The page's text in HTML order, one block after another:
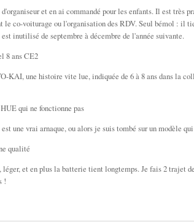
et en ai commandé pour les enfants. Il est très
le co-voiturage ou l'organisation des RDV. Seul bémol : il
inutilisé de septembre à décembre de l'année suivante.
8 ans CE2
KAI, une histoire vite lue, indiquée de 6 à 8 ans dans la
qui ne fonctionne pas
une vrai arnaque, ou alors je suis tombé sur un modèle
qualité
léger, et en plus la batterie tient longtemps. Je fais 2 trajet
!